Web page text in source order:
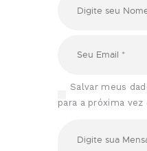
Salvar meus
para a próxima